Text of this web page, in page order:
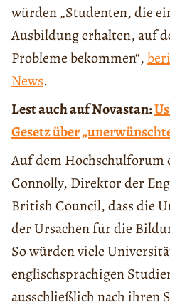
würden „Studenten, die
Ausbildung erhalten, auf
Probleme bekommen“,
News.
Lest auch auf Novastan:
Gesetz über
Auf dem Hochschulforum
Connolly, Direktor der
British Council, dass die
der Ursachen für die
So würden viele
englischsprachigen
ausschließlich nach ihren